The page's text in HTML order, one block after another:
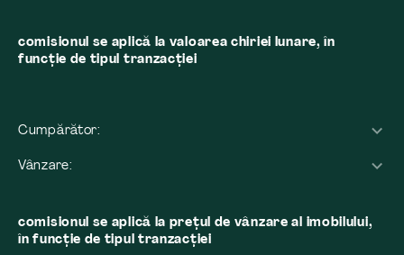
comisionul se aplică la valoarea chiriei lunare, în
funcție de tipul tranzacției
Cumpărător:
Vânzare:
comisionul se aplică la preţul de vânzare al imobilului,
în funcţie de tipul tranzacţiei